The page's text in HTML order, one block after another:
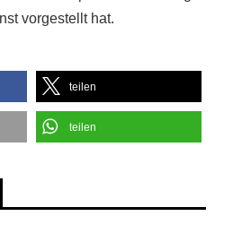
vorgestellt hat.
teilen
teilen